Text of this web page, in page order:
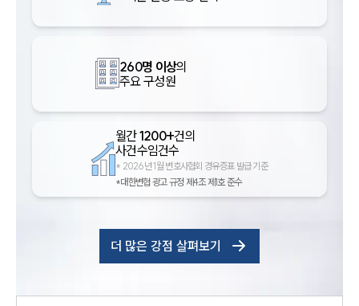
260명 이상의
주요 구성원
월간1200+건의
사건수임건수
* 2026년 1월 변호사협회 경유증표 발급 기준
*대한변협 광고 규정 제4조 제1호 준수
더 많은 강점 살펴보기